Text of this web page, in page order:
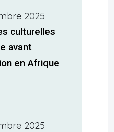
2025
culturelles
avant
en Afrique
2025